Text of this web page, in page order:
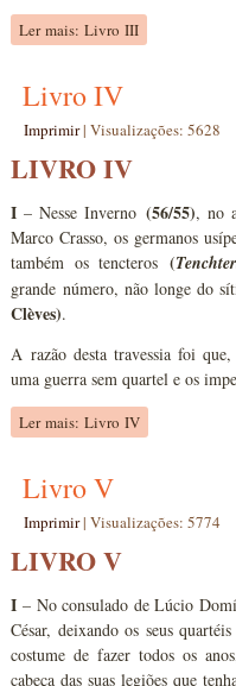
Ler mais: Livro III
Livro IV
Imprimir|Visualizações: 5628
LIVRO IV
I – Nesse Inverno (56/55), no
Marco Crasso, os germanos
também os tencteros (
grande número, não longe do
Clèves).
A razão desta travessia foi
uma guerra sem quartel e os
Ler mais: Livro IV
Livro V
Imprimir|Visualizações: 5774
LIVRO V
I – No consulado de Lúcio
César, deixando os seus
costume de fazer todos os
cabeça das suas legiões que